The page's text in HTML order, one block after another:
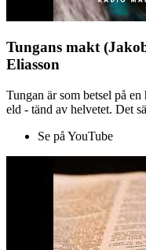
Tungans makt
Eliasson
Tungan är som betsel på
eld - tänd av helvetet. Det
Se på YouTube